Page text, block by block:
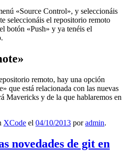
«Source Control», y seleccionáis
seleccionáis el repositorio remoto
botón «Push» y ya tenéis el
remoto, hay una opción
que está relacionada con las nuevas
Mavericks y de la que hablaremos en
XCode el 04/10/2013 poradmin.
novedades de git en